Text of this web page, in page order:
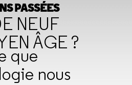
PASSÉES
NEUF
ÂGE ?
que
nous